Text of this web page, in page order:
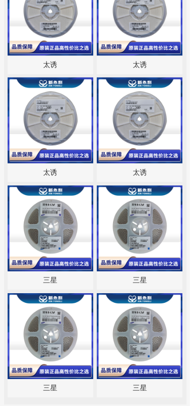
太诱 太诱
太诱 太诱
三星 三星
三星 三星